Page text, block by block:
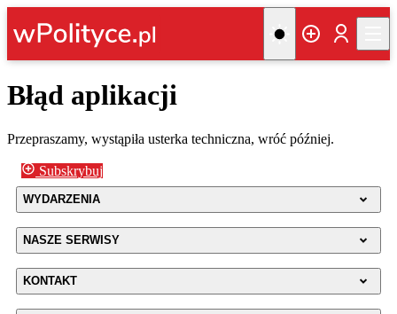
Błąd aplikacji
Przepraszamy, wystąpiła usterka techniczna, wróć później.
Subskrybuj
WYDARZENIA
NASZE SERWISY
KONTAKT